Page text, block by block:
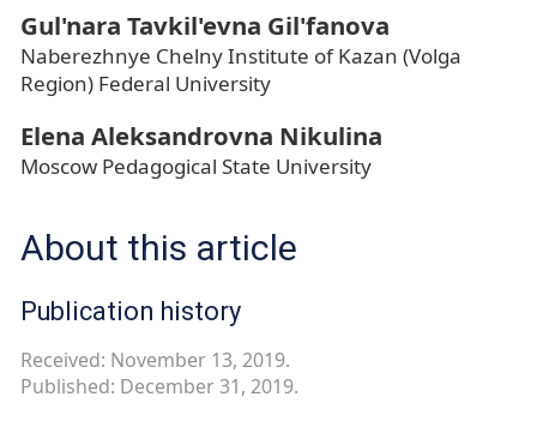
Gul'nara Tavkil'evna Gil'fanova
Naberezhnye Chelny Institute of Kazan (Volga
Region) Federal University
Elena Aleksandrovna Nikulina
Moscow Pedagogical State University
About this article
Publication history
Received: November 13, 2019.
Published: December 31, 2019.